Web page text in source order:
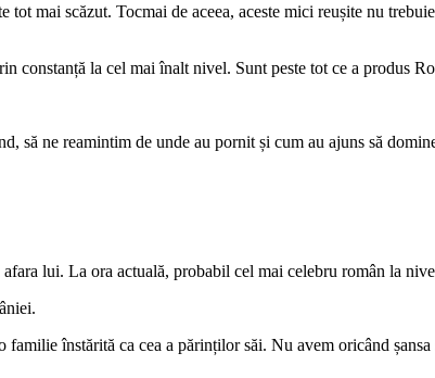
mai scăzut. Tocmai de aceea, aceste mici reușite nu
constanță la cel mai înalt nivel. Sunt peste tot ce a produs
să ne reamintim de unde au pornit și cum au ajuns să
lui. La ora actuală, probabil cel mai celebru român la
înstărită ca cea a părinților săi. Nu avem oricând